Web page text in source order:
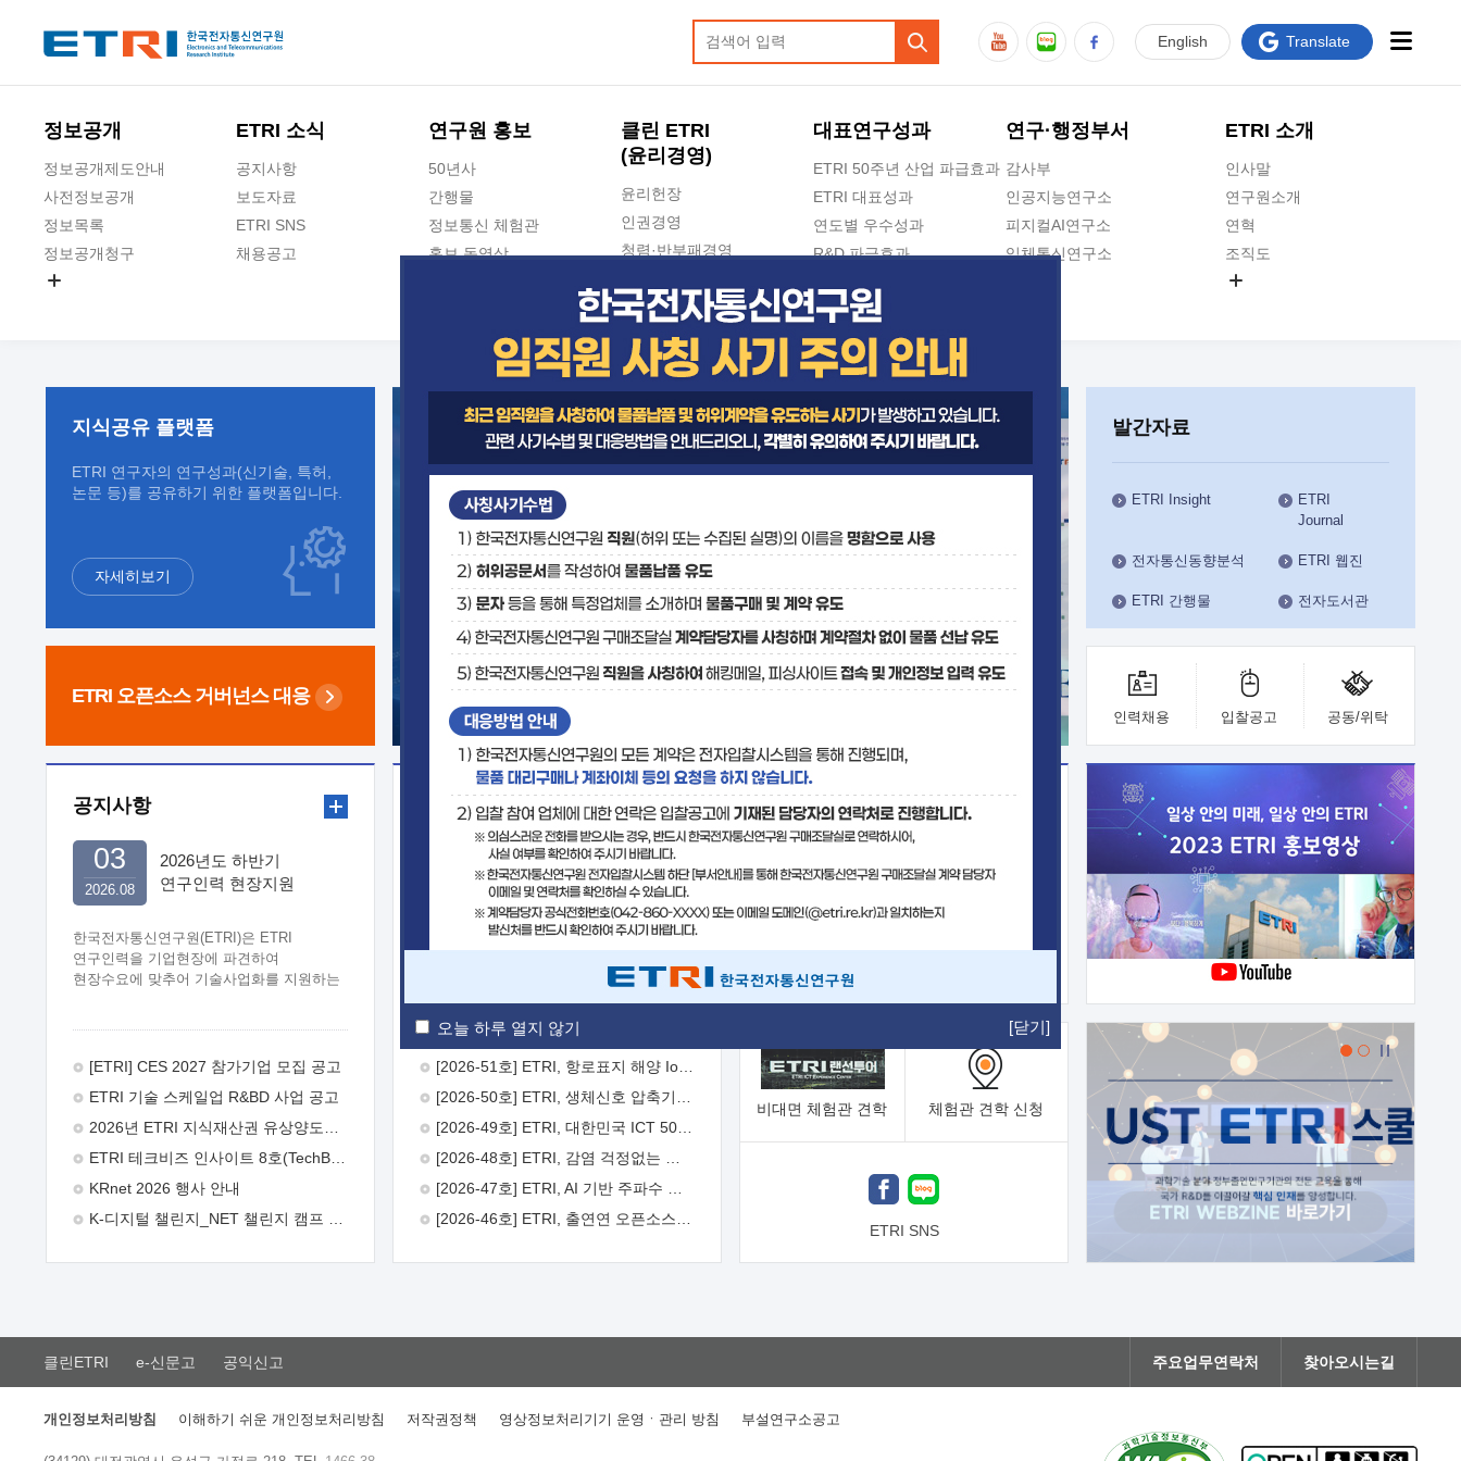
오늘 하루 열지 않기 [닫기]
정보공개
정보공개제도안내
사전정보공개
정보목록
정보공개청구
ETRI 소식
공지사항
보도자료
ETRI SNS
채용공고
연구원 홍보
50년사
간행물
정보통신 체험관
홍보 동영상
클린 ETRI
(윤리경영)
윤리헌장
인권경영
청렴·반부패경영
청렴포털 신고
수의계약 현황
부패징계 현황
감사결과공개
대표연구성과
ETRI 50주년 산업 파급효과
ETRI 대표성과
연도별 우수성과
R&D 파급효과
지식공유플랫폼
연구·행정부서
감사부
인공지능연구소
피지컬AI연구소
입체통신연구소
인공지능안전연구소
우주항공반도체전략연구단
대경권연구본부
호남권연구본부
기획본부
사업화본부
행정본부
대외협력부
ETRI 소개
인사말
연구원소개
연혁
조직도
ETRI CI
English Translate
지식공유 플랫폼
ETRI 연구자의 연구성과(신기술, 특허,
논문 등)를 공유하기 위한 플랫폼입니다.
자세히보기
ETRI 오픈소스 거버넌스 대응
발간자료
ETRI Insight
ETRI
Journal
전자통신동향분석 ETRI 웹진
ETRI 간행물 전자도서관
인력채용 입찰공고 공동/위탁
공지사항
2026년도 하반기
연구인력 현장지원
한국전자통신연구원(ETRI)은 ETRI
연구인력을 기업현장에 파견하여
현장수요에 맞추어 기술사업화를 지원하는
주시기 바랍니다. 2026년 8월
추진목적: ETRI 인력을 기업현장에 파견.
기술지원을 실시함으로써 ETRI 개발기술의
극대화하고, 지원기업을 강견기업으로
육성하고자 함.  신청자격: ETRI
ETRI 창업/연구소기업, 기술이전/출자기업
(2 ~ 3년차) 연봉의 40%  추진일정(1)
희망기업 신청/접수(2)희망인력-희망기업
매칭(3)현장조사/ 선정(심의)(4)협약체결
26일 9월초순 9월 중순 10월 이후*
2026.08
03
[ETRI] CES 2027 참가기업 모집 공고
ETRI 기술 스케일업 R&BD 사업 공고
ETRI 테크비즈 인사이트 8호(TechBiz Insight Vol.8) 발간
KRnet 2026 행사 안내
보도자료
[2026-52호] ETRI, ITU-T 자율주행차 국제표준화 주도한다
기술사업화플랫폼/기술이전
기술예고 중소기업 지원
보유특허 이전가능 기술
융합기술연구생산센터 반도체실험실
비대면 체험관 견학 체험관 견학 신청
ETRI SNS
클린ETRI e-신문고 공익신고 주요업무연락처 찾아오시는길
개인정보처리방침 이해하기 쉬운 개인정보처리방침 저작권정책 영상정보처리기기 운영ㆍ관리 방침 부설연구소공고